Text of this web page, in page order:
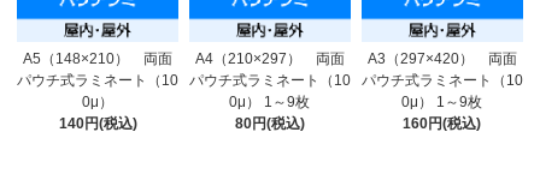
A5（148×210） 両面
パウチ式ラミネート（10
0μ）
140円(税込)
A4（210×297） 両面
パウチ式ラミネート（10
0μ） 1～9枚
80円(税込)
A3（297×420） 両面
パウチ式ラミネート（10
0μ） 1～9枚
160円(税込)